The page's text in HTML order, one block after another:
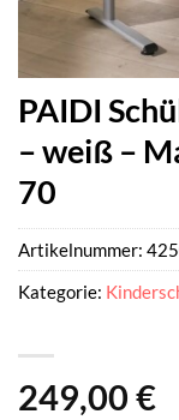
PAIDI
– weiß –
70
249,00 €
Artikelnummer:
Kategorie: